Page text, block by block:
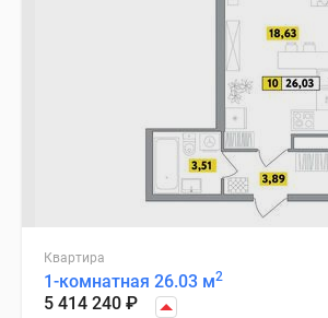
Квартира
1-комнатная 26.03 м2
5 414 240 ₽